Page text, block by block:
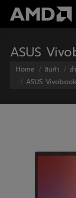
ASUS
You are here:
Home สินค้า
ส
ASUS